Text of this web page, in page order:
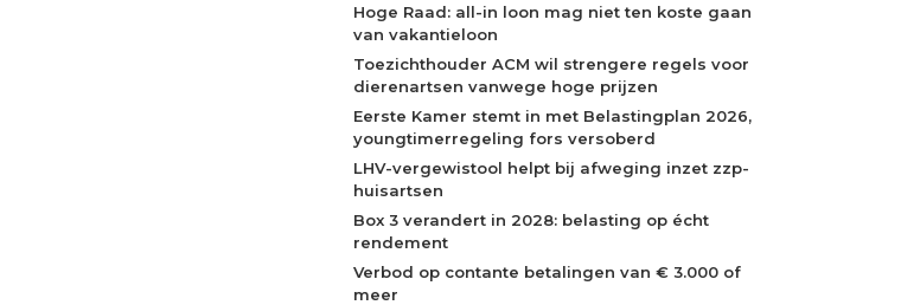
Hoge Raad: all-in loon mag niet ten koste gaan
van vakantieloon
Toezichthouder ACM wil strengere regels voor
dierenartsen vanwege hoge prijzen
Eerste Kamer stemt in met Belastingplan 2026,
youngtimerregeling fors versoberd
LHV-vergewistool helpt bij afweging inzet zzp-
huisartsen
Box 3 verandert in 2028: belasting op écht
rendement
Verbod op contante betalingen van € 3.000 of
meer